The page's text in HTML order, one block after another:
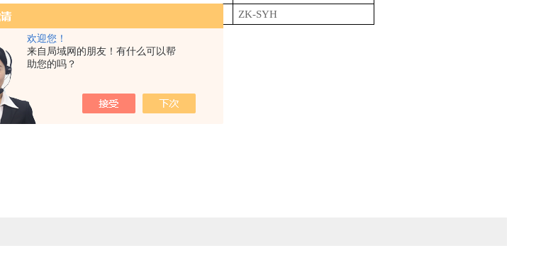
欢迎您！
来自局域网的朋友！有什么可以帮
助您的吗？
昆虫饲养盒（大号/小号）
ZK-SYH